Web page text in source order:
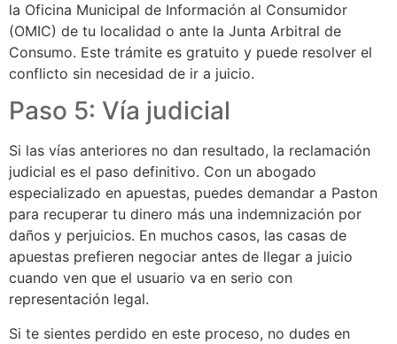
la Oficina Municipal de Información al Consumidor
(OMIC) de tu localidad o ante la Junta Arbitral de
Consumo. Este trámite es gratuito y puede resolver el
conflicto sin necesidad de ir a juicio.
Paso 5: Vía judicial
Si las vías anteriores no dan resultado, la reclamación
judicial es el paso definitivo. Con un abogado
especializado en apuestas, puedes demandar a Paston
para recuperar tu dinero más una indemnización por
daños y perjuicios. En muchos casos, las casas de
apuestas prefieren negociar antes de llegar a juicio
cuando ven que el usuario va en serio con
representación legal.
Si te sientes perdido en este proceso, no dudes en